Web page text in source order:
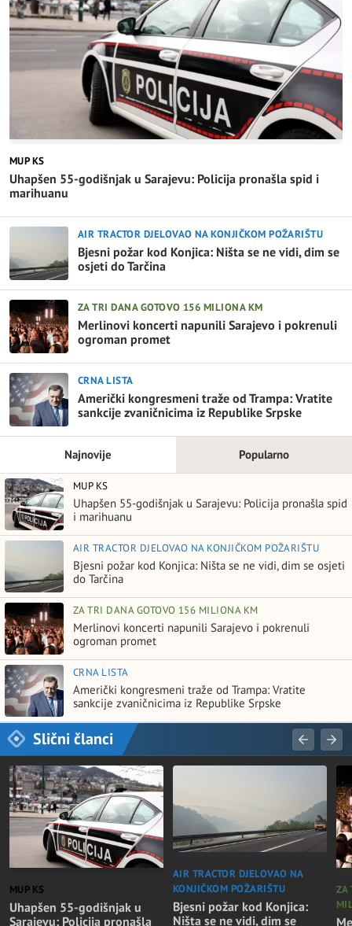
MUP KS
Uhapšen 55-godišnjak u Sarajevu: Policija pronašla spid i
marihuanu
AIR TRACTOR DJELOVAO NA KONJIČKOM POŽARIŠTU
Bjesni požar kod Konjica: Ništa se ne vidi, dim se
osjeti do Tarčina
ZA TRI DANA GOTOVO 156 MILIONA KM
Merlinovi koncerti napunili Sarajevo i pokrenuli
ogroman promet
CRNA LISTA
Američki kongresmeni traže od Trampa: Vratite
sankcije zvaničnicima iz Republike Srpske
Najnovije Popularno
MUP KS
Uhapšen 55-godišnjak u Sarajevu: Policija pronašla spid
i marihuanu
AIR TRACTOR DJELOVAO NA KONJIČKOM POŽARIŠTU
Bjesni požar kod Konjica: Ništa se ne vidi, dim se osjeti
do Tarčina
ZA TRI DANA GOTOVO 156 MILIONA KM
Merlinovi koncerti napunili Sarajevo i pokrenuli
ogroman promet
CRNA LISTA
Američki kongresmeni traže od Trampa: Vratite
sankcije zvaničnicima iz Republike Srpske
Slični članci
MUP KS
Uhapšen 55-godišnjak u
Sarajevu: Policija pronašla
AIR TRACTOR DJELOVAO NA
KONJIČKOM POŽARIŠTU
Bjesni požar kod Konjica:
Ništa se ne vidi, dim se
ZA